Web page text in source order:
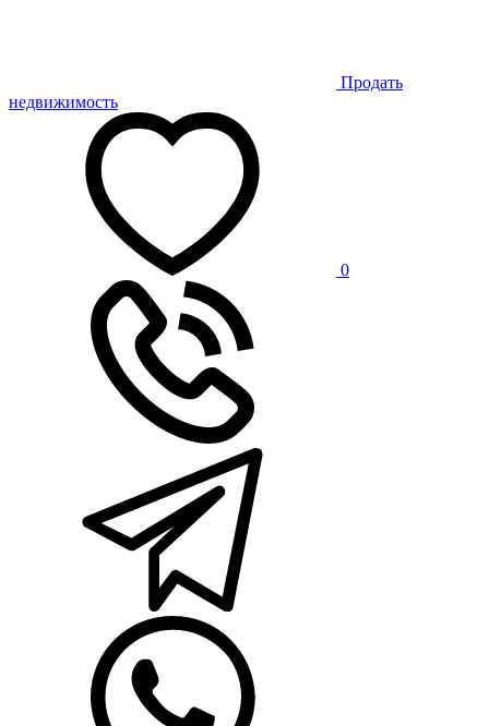
Продать
недвижимость
0